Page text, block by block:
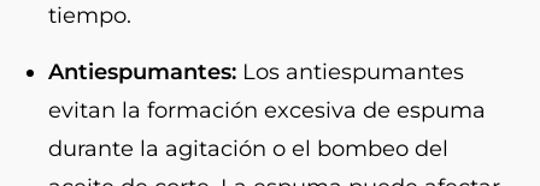
tiempo.
Antiespumantes: Los antiespumantes
evitan la formación excesiva de espuma
durante la agitación o el bombeo del